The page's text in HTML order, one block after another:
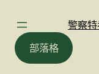
警察
部落格